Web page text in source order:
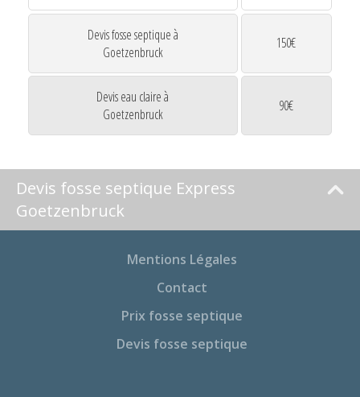
Devis fosse septique à
Goetzenbruck
150€
Devis eau claire à
Goetzenbruck
90€
Devis fosse septique Express
Goetzenbruck
Mentions Légales
Contact
Prix fosse septique
Devis fosse septique